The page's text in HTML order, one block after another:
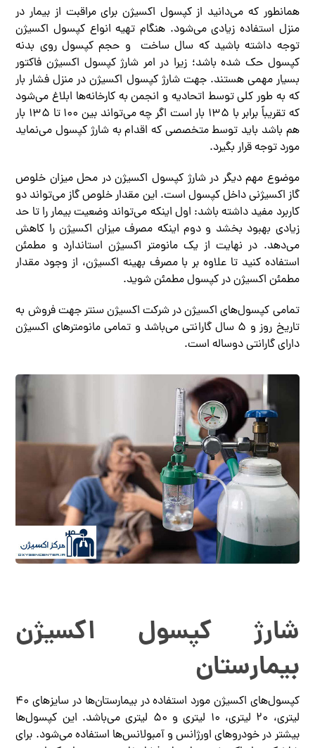
همانطور که می‌دانید از کپسول اکسیژن برای مراقبت از بیمار در
منزل استفاده زیادی می‌شود. هنگام تهیه انواع کپسول اکسیژن
توجه داشته باشید که سال ساخت و حجم کپسول روی بدنه
کپسول حک شده باشد؛ زیرا در امر شارژ کپسول اکسیژن فاکتور
بسیار مهمی هستند. جهت شارژ کپسول اکسیژن در منزل فشار بار
که به طور کلی توسط اتحادیه و انجمن به کارخانه‌ها ابلاغ می‌شود
که تقریباً برابر با 135 بار است اگر چه می‌تواند بین 100 تا 135 بار
هم باشد باید توسط متخصصی که اقدام به شارژ کپسول می‌نماید
مورد توجه قرار بگیرد.
موضوع مهم دیگر در شارژ کپسول اکسیژن در محل میزان خلوص
گاز اکسیژنی داخل کپسول است. این مقدار خلوص گاز می‌تواند دو
کاربرد مفید داشته باشد: اول اینکه می‌تواند وضعیت بیمار را تا حد
زیادی بهبود بخشد و دوم اینکه مصرف میزان اکسیژن را کاهش
می‌دهد. در نهایت از یک مانومتر اکسیژن استاندارد و مطمئن
استفاده کنید تا علاوه بر با مصرف بهینه اکسیژن، از وجود مقدار
مطمئن اکسیژن در کپسول مطمئن شوید.
تمامی کپسول‌های اکسیژن در شرکت اکسیژن سنتر جهت فروش به
تاریخ روز و 5 سال گارانتی می‌باشد و تمامی مانومترهای اکسیژن
دارای گارانتی دوساله است.
شارژ کپسول اکسیژن
بیمارستان
کپسول‌های اکسیژن مورد استفاده در بیمارستان‌ها در سایزهای 40
لیتری، 20 لیتری، 10 لیتری و 50 لیتری می‌باشد. این کپسول‌ها
بیشتر در خودروهای اورژانس و آمبولانس‌ها استفاده می‌شود. برای